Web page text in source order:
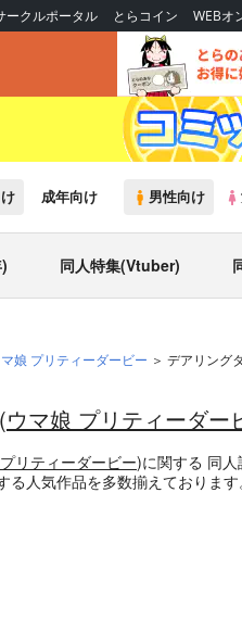
ークルポータル とらコイン WEBオ
成年向け 男性向け
同人特集(Vtuber)
娘 プリティーダービー デアリング
ウマ娘 プリティーダー
リティーダービー)に関する 同人
る人気作品を多数揃えております